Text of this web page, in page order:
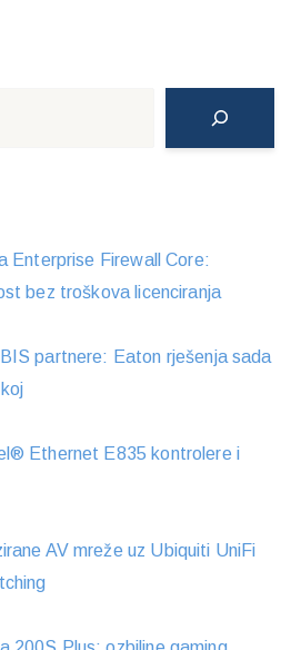
Enterprise Firewall Core:
bez troškova licenciranja
partnere: Eaton rješenja sada
Ethernet E835 kontrolere i
AV mreže uz Ubiquiti UniFi